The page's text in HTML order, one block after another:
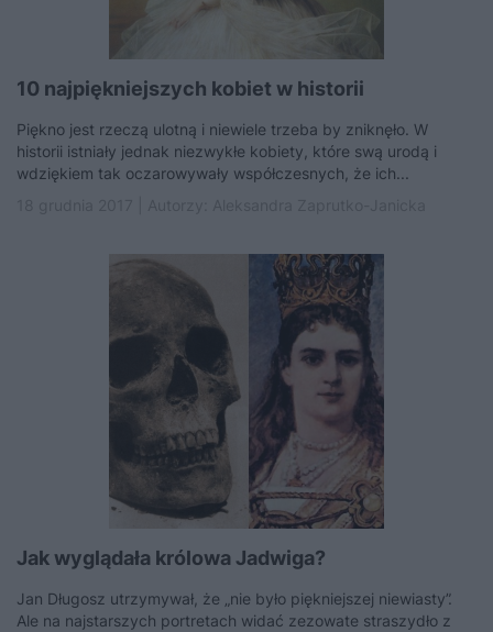
10 najpiękniejszych kobiet w historii
Piękno jest rzeczą ulotną i niewiele trzeba by zniknęło. W
historii istniały jednak niezwykłe kobiety, które swą urodą i
wdziękiem tak oczarowywały współczesnych, że ich...
Jak wyglądała królowa Jadwiga?
Jan Długosz utrzymywał, że „nie było piękniejszej niewiasty”.
Ale na najstarszych portretach widać zezowate straszydło z